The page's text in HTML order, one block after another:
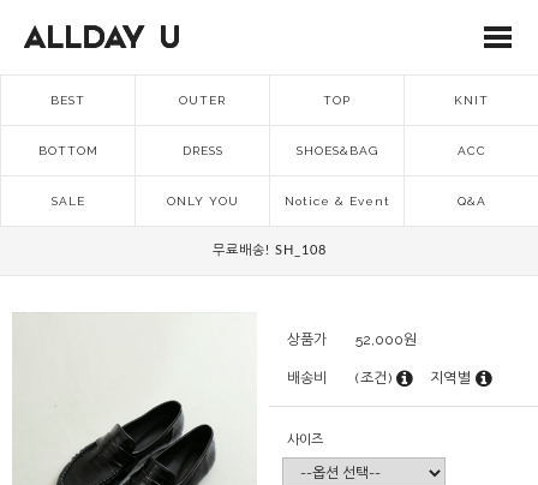
BEST OUTER TOP KNIT
BOTTOM DRESS SHOES&BAG ACC
SALE ONLY YOU Notice & Event Q&A
무료배송! SH_108
상품가 52,000원
배송비 (조건) 지역별
사이즈